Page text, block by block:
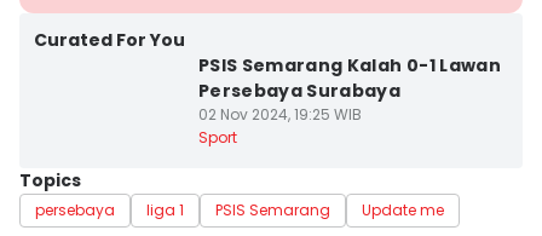
Curated For You
PSIS Semarang Kalah 0-1 Lawan
Persebaya Surabaya
02 Nov 2024, 19:25 WIB
Sport
Topics
persebaya liga 1 PSIS Semarang Update me